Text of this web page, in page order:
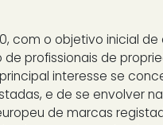
com o objetivo inicial de
profissionais de
interesse se
e de se envolver
de marcas